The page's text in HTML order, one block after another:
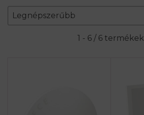
Zoradenie produktov
Sort content
Legnépszerűbb
Sort content
1 - 6 / 6 termékek